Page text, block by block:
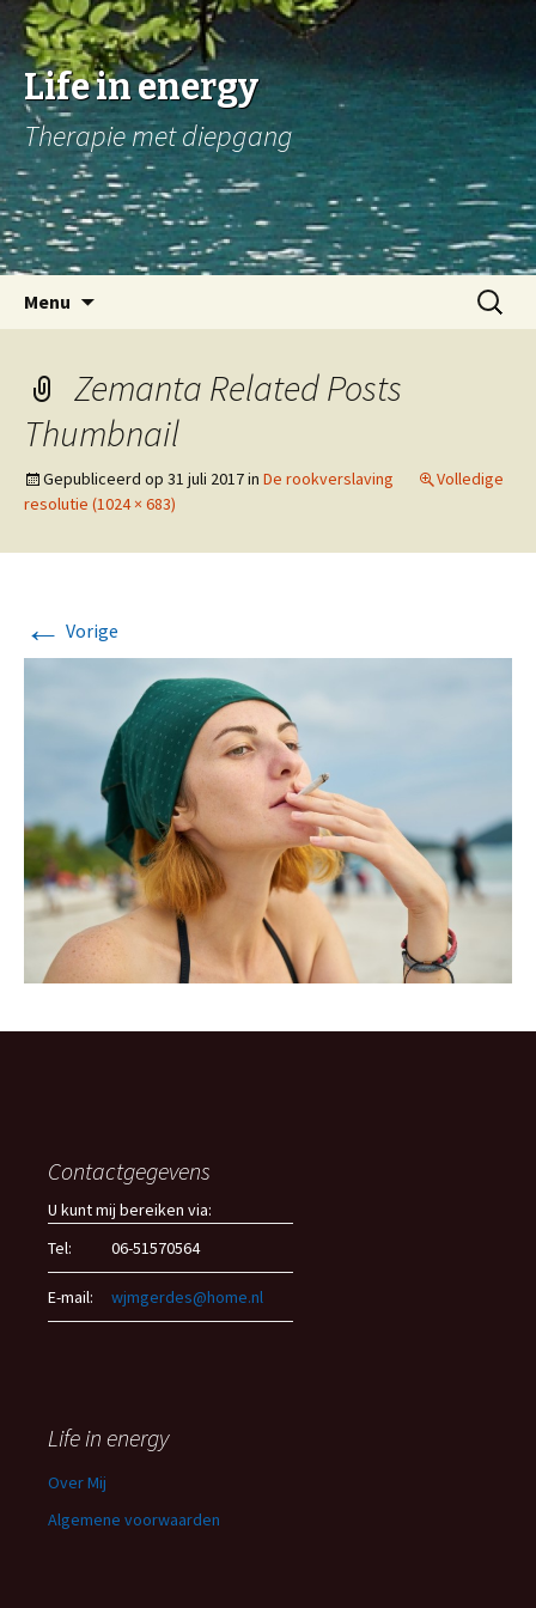
Life in energy
Therapie met diepgang
Menu
Zoeken
naar:
Zemanta Related Posts
Thumbnail
Gepubliceerd op 31 juli 2017in De rookverslaving
Volledige
resolutie (1024 × 683)
← Vorige
Contactgegevens
U kunt mij bereiken via:
Tel:
06-51570564
E-mail: wjmgerdes@home.nl
Life in energy
Over Mij
Algemene voorwaarden